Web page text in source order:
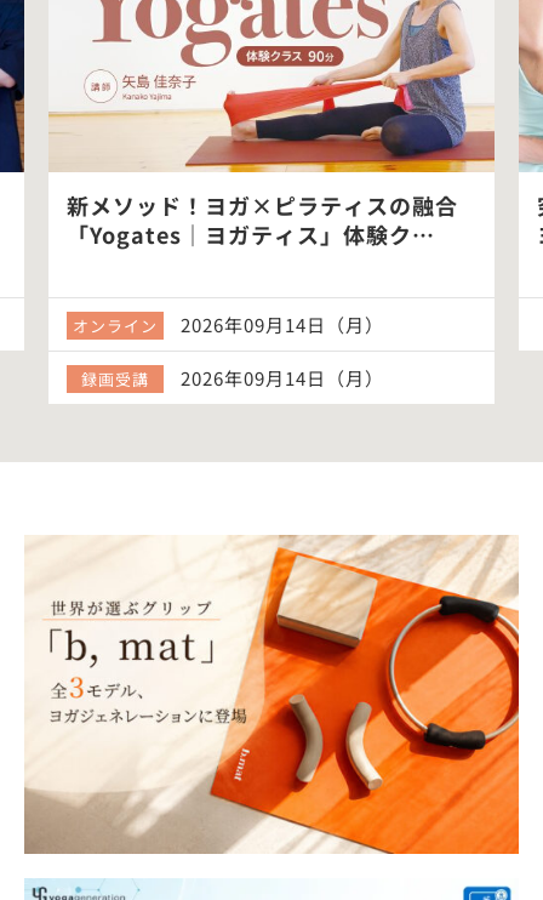
新メソッド！ヨガ×ピラティスの融合
「Yogates｜ヨガティス」体験ク…
オンライン 2026年09月14日（月）
録画受講 2026年09月14日（月）